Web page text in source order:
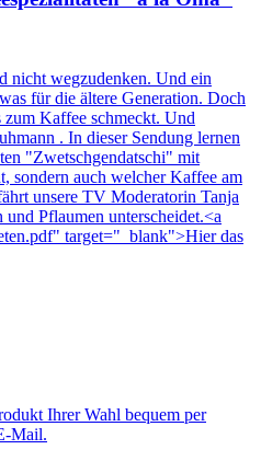
nicht wegzudenken. Und ein
für die ältere Generation. Doch
Kaffee schmeckt. Und
. In dieser Sendung lernen
"Zwetschgendatschi" mit
sondern auch welcher Kaffee am
unsere TV Moderatorin Tanja
Pflaumen unterscheidet.<a
target="_blank">Hier das
Ihrer Wahl bequem per
Mail.